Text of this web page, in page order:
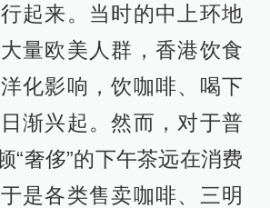
起来。当时的中上环地
量欧美人群，香港饮食
化影响，饮咖啡、喝下
渐兴起。然而，对于普
“奢侈”的下午茶远在消费
是各类售卖咖啡、三明